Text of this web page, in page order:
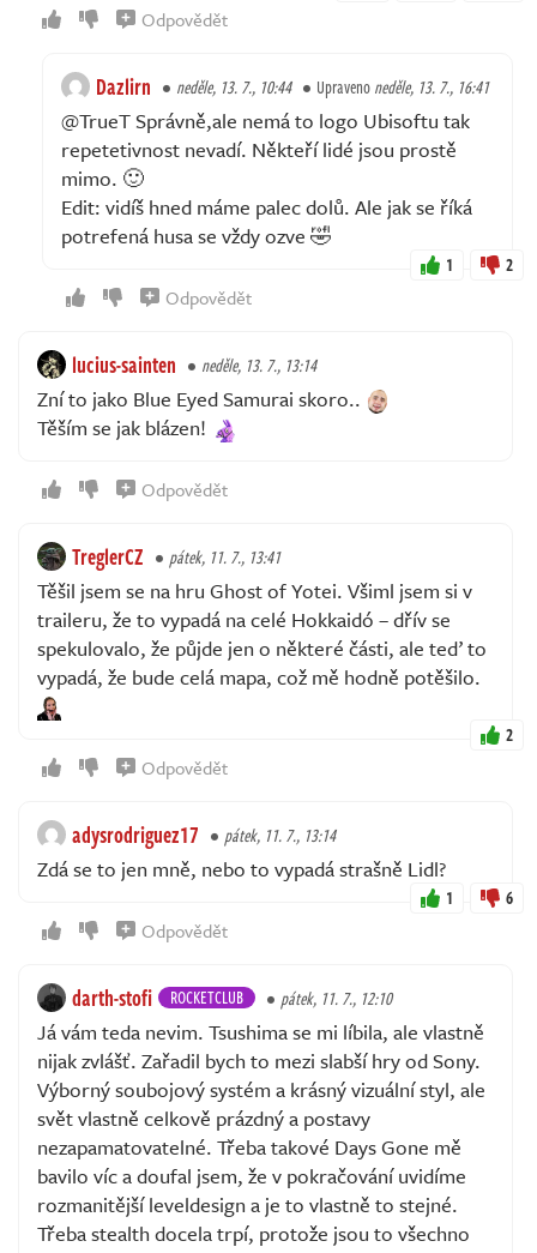
Odpovědět
Dazlirn neděle, 13. 7., 10:44 Upravenoneděle, 13. 7., 16:41
@TrueT Správně,ale nemá to logo Ubisoftu tak
repetetivnost nevadí. Někteří lidé jsou prostě
mimo. 🙂
Edit: vidíš hned máme palec dolů. Ale jak se říká
potrefená husa se vždy ozve 🤣
1 2
Odpovědět
lucius-sainten neděle, 13. 7., 13:14
Zní to jako Blue Eyed Samurai skoro..
Těším se jak blázen!
Odpovědět
TreglerCZ pátek, 11. 7., 13:41
Těšil jsem se na hru Ghost of Yotei. Všiml jsem si v
traileru, že to vypadá na celé Hokkaidó – dřív se
spekulovalo, že půjde jen o některé části, ale teď to
vypadá, že bude celá mapa, což mě hodně potěšilo.
2
Odpovědět
adysrodriguez17 pátek, 11. 7., 13:14
Zdá se to jen mně, nebo to vypadá strašně Lidl?
1 6
Odpovědět
darth-stofi ROCKETCLUB pátek, 11. 7., 12:10
Já vám teda nevim. Tsushima se mi líbila, ale vlastně
nijak zvlášť. Zařadil bych to mezi slabší hry od Sony.
Výborný soubojový systém a krásný vizuální styl, ale
svět vlastně celkově prázdný a postavy
nezapamatovatelné. Třeba takové Days Gone mě
bavilo víc a doufal jsem, že v pokračování uvidíme
rozmanitější leveldesign a je to vlastně to stejné.
Třeba stealth docela trpí, protože jsou to všechno